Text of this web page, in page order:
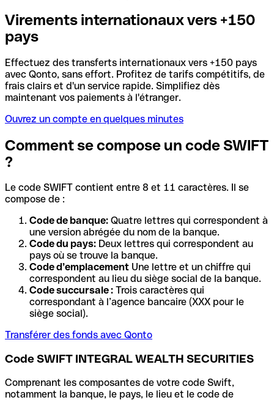
Virements internationaux vers +150
pays
Effectuez des transferts internationaux vers +150 pays
avec Qonto, sans effort. Profitez de tarifs compétitifs, de
frais clairs et d'un service rapide. Simplifiez dès
maintenant vos paiements à l'étranger.
Ouvrez un compte en quelques minutes
Comment se compose un code SWIFT
?
Le code SWIFT contient entre 8 et 11 caractères. Il se
compose de :
Code de banque: Quatre lettres qui correspondent à
une version abrégée du nom de la banque.
Code du pays: Deux lettres qui correspondent au
pays où se trouve la banque.
Code d’emplacement Une lettre et un chiffre qui
correspondent au lieu du siège social de la banque.
Code succursale : Trois caractères qui
correspondant à l’agence bancaire (XXX pour le
siège social).
Transférer des fonds avec Qonto
Code SWIFT INTEGRAL WEALTH SECURITIES
Comprenant les composantes de votre code Swift,
notamment la banque, le pays, le lieu et le code de